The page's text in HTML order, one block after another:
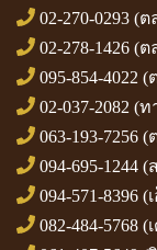
02-270-0293 (ต
02-278-1426 (ต
095-854-4022 (
02-037-2082 (ท
063-193-7256 (
094-695-1244 (
094-571-8396 (
082-484-5768 (